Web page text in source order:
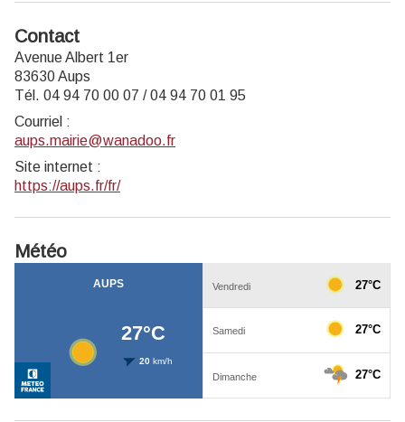
Contact
Avenue Albert 1er
83630 Aups
Tél. 04 94 70 00 07 / 04 94 70 01 95
Courriel :
aups.mairie@wanadoo.fr
Site internet :
https://aups.fr/fr/
Météo